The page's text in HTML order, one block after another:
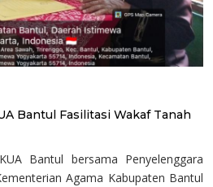
Bantul Fasilitasi Wakaf Tanah
Bantul bersama Penyelenggara
Agama Kabupaten Bantul